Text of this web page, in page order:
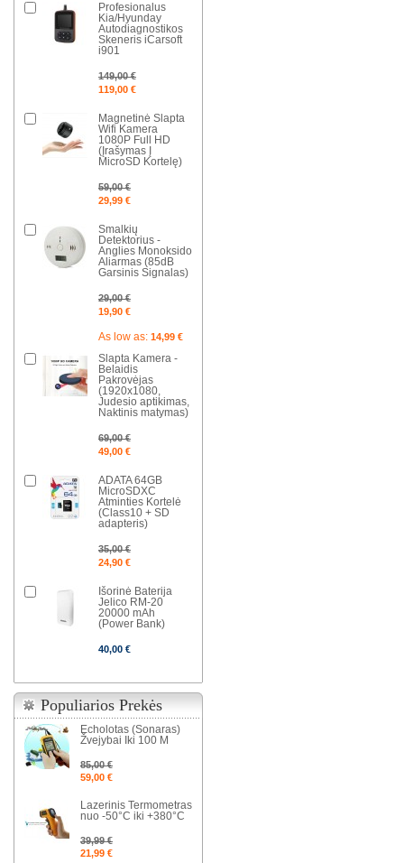
Profesionalus
Kia/Hyunday
Autodiagnostikos
Skeneris iCarsoft
i901
149,00 €
119,00 €
Magnetinė Slapta
Wifi Kamera
1080P Full HD
(Įrašymas Į
MicroSD Kortelę)
59,00 €
29,99 €
Smalkių
Detektorius -
Anglies Monoksido
Aliarmas (85dB
Garsinis Signalas)
29,00 €
19,90 €
As low as: 14,99 €
Slapta Kamera -
Belaidis
Pakrovėjas
(1920x1080,
Judesio aptikimas,
Naktinis matymas)
69,00 €
49,00 €
ADATA 64GB
MicroSDXC
Atminties Kortelė
(Class10 + SD
adapteris)
35,00 €
24,90 €
Išorinė Baterija
Jelico RM-20
20000 mAh
(Power Bank)
40,00 €
Populiarios Prekės
Echolotas (Sonaras)
Žvejybai Iki 100 M
85,00 €
59,00 €
Lazerinis Termometras
nuo -50°C iki +380°C
39,99 €
21,99 €